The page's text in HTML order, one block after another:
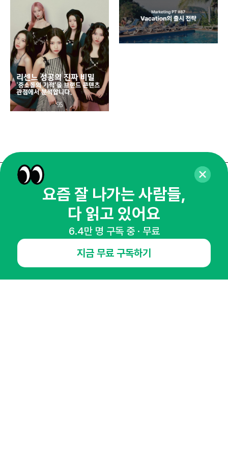
매주 화요일 아침,
마케팅 감각을 깨워 드릴게요!
65,043명의 마케터를 성장시키는 뉴스레터
요즘 잘 나가는 사람들,
다 읽고 있어요
6.4만 명 구독 중 · 무료
지금 무료 구독하기